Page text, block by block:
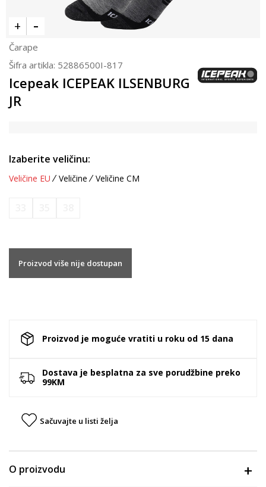
Čarape
Šifra artikla: 52886500I-817
Icepeak ICEPEAK ILSENBURG
JR
Izaberite veličinu:
Veličine EU Veličine Veličine CM
Proizvod više nije dostupan
Proizvod je moguće vratiti u roku od 15 dana
Dostava je besplatna za sve porudžbine preko
99KM
Sačuvajte u listi želja
O proizvodu